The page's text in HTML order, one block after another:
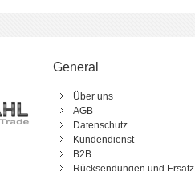
General
Über uns
AGB
Datenschutz
Kundendienst
B2B
Rücksendungen und Ersatz